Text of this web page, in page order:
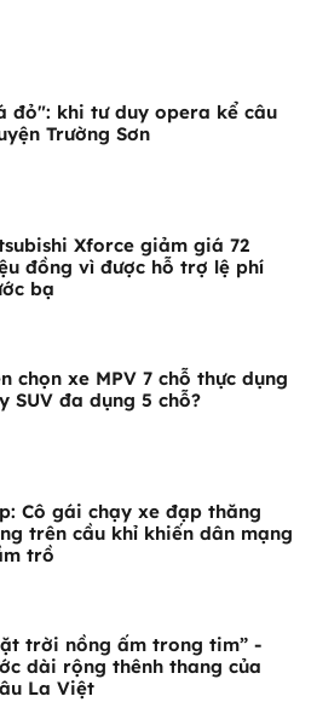
đỏ": khi tư duy opera kể câu
Trường Sơn
Xforce giảm giá 72
đồng vì được hỗ trợ lệ phí
bạ
chọn xe MPV 7 chỗ thực dụng
SUV đa dụng 5 chỗ?
Cô gái chạy xe đạp thăng
trên cầu khỉ khiến dân mạng
trồ
trời nồng ấm trong tim” -
dài rộng thênh thang của
La Việt